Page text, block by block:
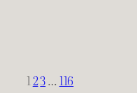
1 23… 116